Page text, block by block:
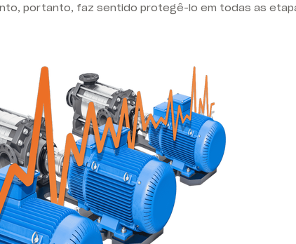
portanto, faz sentido protegê-lo em todas as